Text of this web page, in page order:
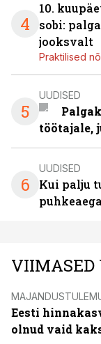
4
10.
sobi:
jooksvalt
Praktilised
5
UUDISED
töötajale,
6
UUDISED
Kui palju
VIIMASED
Eesti
olnud vaid